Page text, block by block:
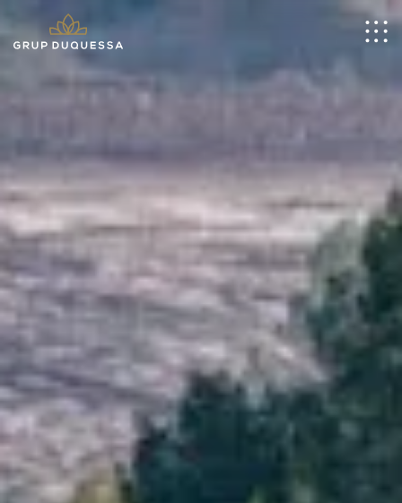
Inici
Nosaltres
Hotels
Restaurants
Empresa
Vacacional
Bodes i Celebracions
Regala
Galeria